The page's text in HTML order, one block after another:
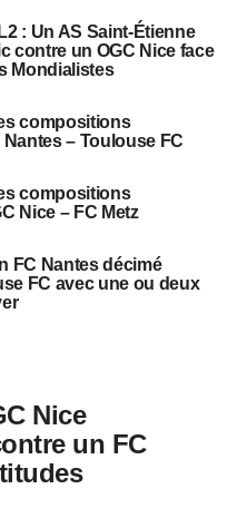
: Un AS Saint-Étienne
contre un OGC Nice face
Mondialistes
compositions
– Toulouse FC
compositions
Nice – FC Metz
FC Nantes décimé
FC avec une ou deux
Nice
un FC